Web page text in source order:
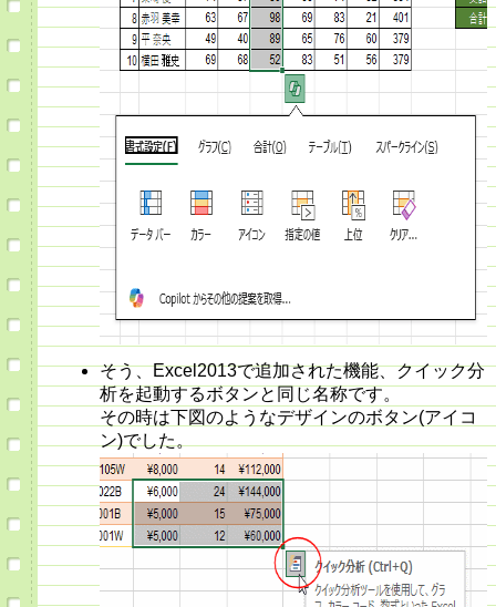
そう、Excel2013で追加された機能、クイック分
析を起動するボタンと同じ名称です。
その時は下図のようなデザインのボタン(アイコ
ン)でした。